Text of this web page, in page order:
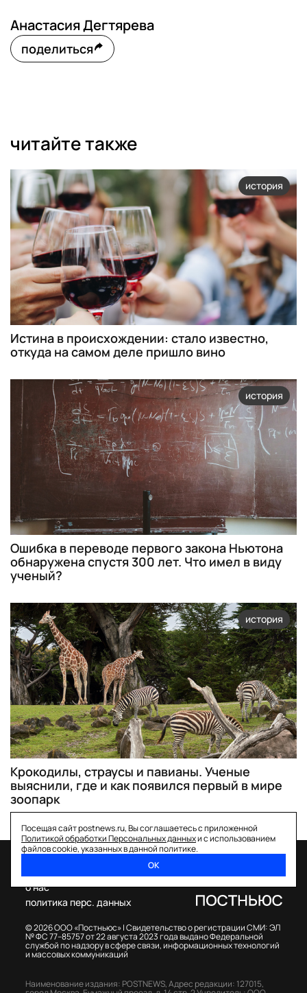
Анастасия Дегтярева
поделиться
читайте также
история
Истина в происхождении: стало известно,
откуда на самом деле пришло вино
история
Ошибка в переводе первого закона Ньютона
обнаружена спустя 300 лет. Что имел в виду
ученый?
история
Крокодилы, страусы и павианы. Ученые
выяснили, где и как появился первый в мире
зоопарк
Посещая сайт postnews.ru, Вы соглашаетесь с приложенной
Политикой обработки Персональных данныхи с использованием
файлов cookie, указанных в данной политике.
ОК
© 2026 ООО «Постньюс» |Свидетельство о регистрации СМИ: ЭЛ
№ ФС 77–85757 от 22 августа 2023 года выдано Федеральной
службой по надзору в сфере связи, информационных технологий
и массовых коммуникаций
о нас
политика перс. данных
Наименование издания: POSTNEWS,Адрес редакции: 127015,